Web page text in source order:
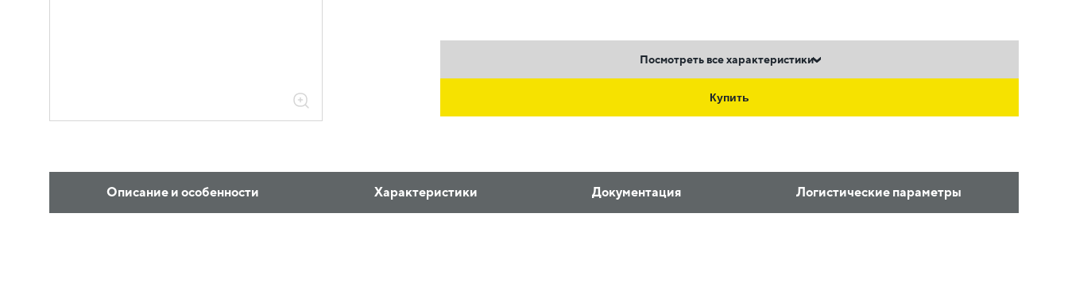
Посмотреть все характеристики
Купить
Описание и особенности Характеристики Документация Логистические параметры